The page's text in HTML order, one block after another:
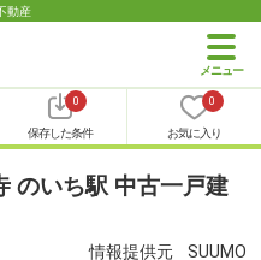
動産
0
保存した条件
0
お気に入り
のいち駅 中古一戸建
情報提供元 SUUMO